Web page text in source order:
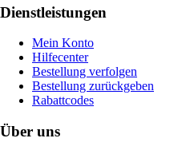
Dienstleistungen
Mein Konto
Hilfecenter
Bestellung verfolgen
Bestellung zurückgeben
Rabattcodes
Über uns